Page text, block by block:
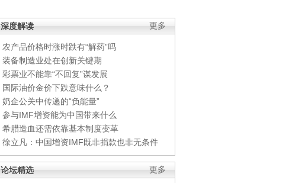
更多
深度解读
农产品价格时涨时跌有“解药”吗
装备制造业处在创新关键期
彩票业不能靠“不回复”谋发展
国际油价金价下跌意味什么？
奶企公关中传递的“负能量”
参与IMF增资能为中国带来什么
希腊造血还需依靠基本制度变革
徐立凡：中国增资IMF既非捐款也非无条件
更多
论坛精选